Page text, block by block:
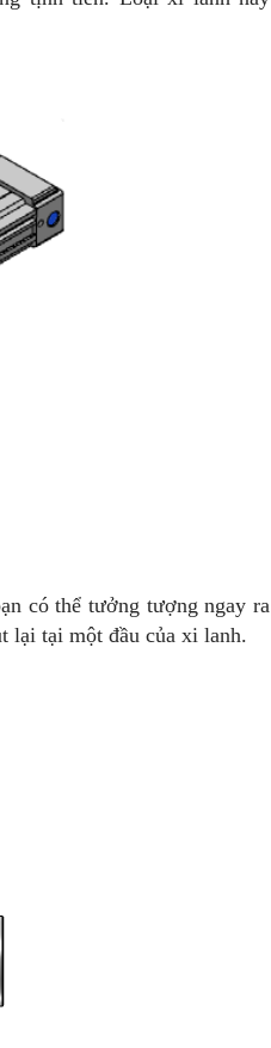
có thể tưởng tượng ngay ra
lại tại một đầu của xi lanh.